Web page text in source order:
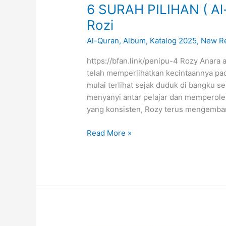
6 SURAH PILIHAN (
Rozi
Al-Quran,Album, Katalog 2025, New
https://bfan.link/penipu-4 Rozy Anara
telah memperlihatkan kecintaannya
mulai terlihat sejak duduk di bangku
menyanyi antar pelajar dan
yang konsisten, Rozy terus
6
Read More »